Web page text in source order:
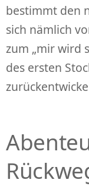
bestimmt den
sich nämlich
zum „mir wird
des ersten